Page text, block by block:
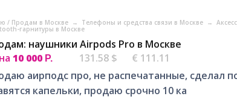
/ Продам в Москве → Телефоны и средства связи в Москве →
гарнитуры в Москве
наушники Airpods Pro в Москве
10 000 Р. 131.58 $
€ 111.11
аирподс про, не распечатанные, сделал
капельки, продаю срочно 10 ка